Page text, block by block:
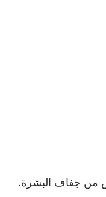
من جفاف البشرة.